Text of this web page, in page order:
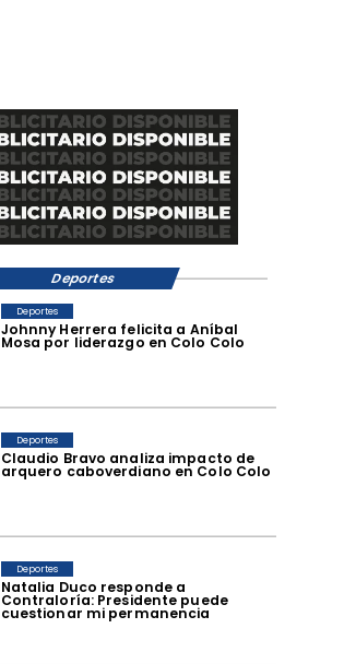
Johnny Herrera felicita a Aníbal
Mosa por liderazgo en Colo Colo
Deportes
Claudio Bravo analiza impacto de
arquero caboverdiano en Colo Colo
Deportes
Natalia Duco responde a
Contraloría: Presidente puede
cuestionar mi permanencia
Deportes
Deportes